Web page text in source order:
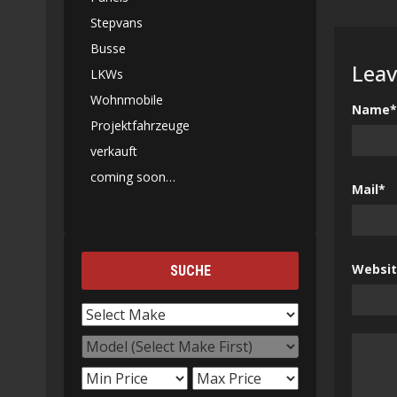
Name*
Mail*
Stepvans
Busse
LKWs
Wohnmobile
Projektfahrzeuge
verkauft
coming soon…
SUCHE